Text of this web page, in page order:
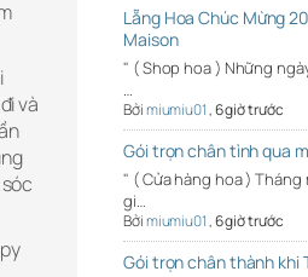
và
Lẵng Hoa Chúc Mừng
Maison
" ( Shop hoa ) Những
…
Bởimiumiu01,6 giờ trước
Gói trọn chân tình qua
" ( Cửa hàng hoa )
gi…
Bởimiumiu01,6 giờ trước
Gói trọn chân thành khi